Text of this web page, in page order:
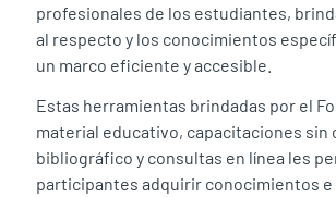
profesionales de los estudiantes,
al respecto y los conocimientos
un marco eficiente y accesible.
Estas herramientas brindadas por el
material educativo, capacitaciones sin
bibliográfico y consultas en línea les
participantes adquirir conocimientos